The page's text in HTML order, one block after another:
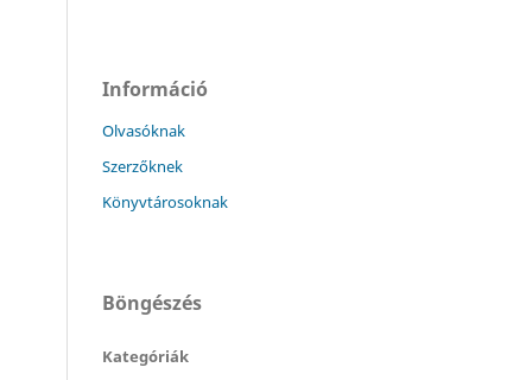
Információ
Olvasóknak
Szerzőknek
Könyvtárosoknak
Böngészés
Kategóriák